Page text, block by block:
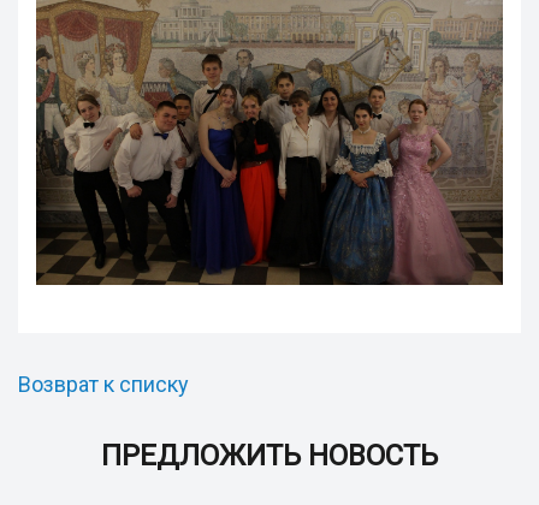
Возврат к списку
ПРЕДЛОЖИТЬ НОВОСТЬ